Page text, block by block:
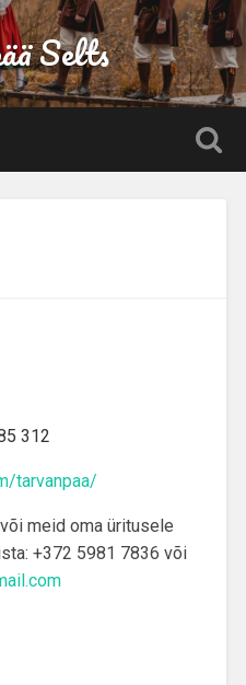
Selts
312
tarvanpaa/
meid oma üritusele
+372 5981 7836 või